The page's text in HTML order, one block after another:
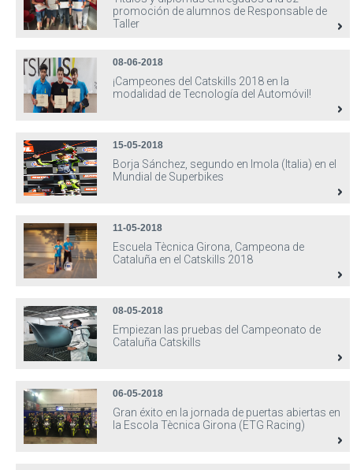
promoción de alumnos de Responsable de
Taller
08-06-2018
¡Campeones del Catskills 2018 en la
modalidad de Tecnología del Automóvil!
15-05-2018
Borja Sánchez, segundo en Imola (Italia) en el
Mundial de Superbikes
11-05-2018
Escuela Tècnica Girona, Campeona de
Cataluña en el Catskills 2018
08-05-2018
Empiezan las pruebas del Campeonato de
Cataluña Catskills
06-05-2018
Gran éxito en la jornada de puertas abiertas en
la Escola Tècnica Girona (ETG Racing)